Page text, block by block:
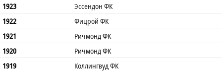
1923
Эссендон ФК
1922
Фицрой ФК
1921
Ричмонд ФК
1920
Ричмонд ФК
1919
Коллингвуд ФК